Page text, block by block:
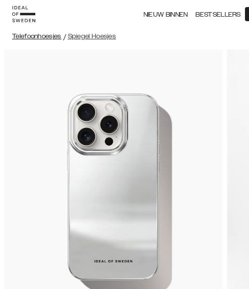
NIEUW BINNEN BESTSELLERS
Telefoonhoesjes / Spiegel Hoesjes